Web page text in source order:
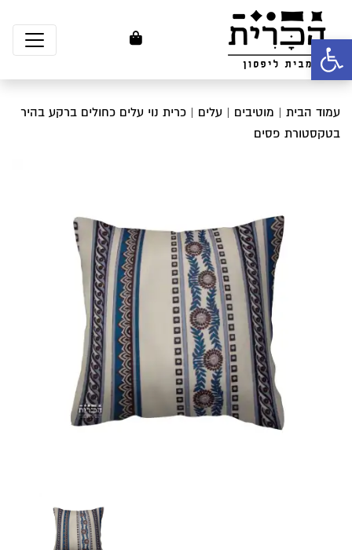
פתח סרגל נגישות
עמוד הבית | מוטיבים | עלים | כרית נוי עלים כחולים ברקע בהיר
בטקסטורת פסים